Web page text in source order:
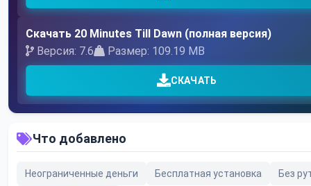
Скачать 20 Minutes Till Dawn (полная версия)
Версия: 7.6
Размер: 109.19 MB
СКАЧАТЬ
Что добавлено
Неограниченные деньги Бесплатная установка Без